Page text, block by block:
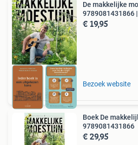
De makkelijke
9789081431866
€ 19,95
Bezoek website
Boek De
9789081431866
€ 29,95